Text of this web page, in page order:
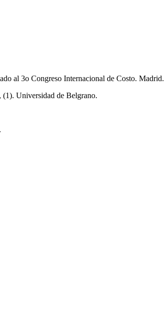
al 3o Congreso Internacional de Costo. Madrid.
Universidad de Belgrano.